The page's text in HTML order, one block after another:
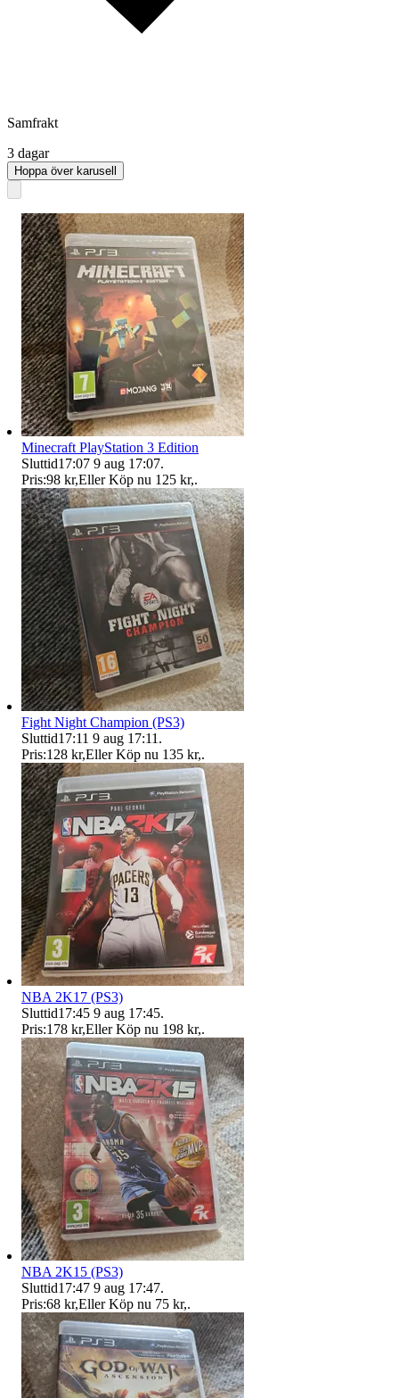
Samfrakt
3 dagar
Hoppa över karusell
Minecraft PlayStation 3 Edition
Sluttid17:07 9 aug 17:07.
Pris:98 kr,Eller Köp nu 125 kr,.
Fight Night Champion (PS3)
Sluttid17:11 9 aug 17:11 .
Pris:128 kr,Eller Köp nu 135 kr,.
NBA 2K17 (PS3)
Sluttid17:45 9 aug 17:45.
Pris:178 kr,Eller Köp nu 198 kr,.
NBA 2K15 (PS3)
Sluttid17:47 9 aug 17:47.
Pris:68 kr,Eller Köp nu 75 kr,.